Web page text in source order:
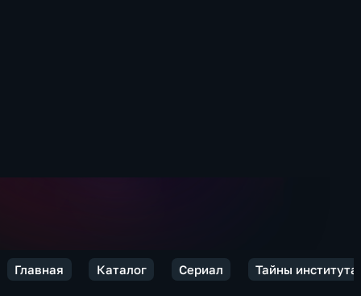
Главная Каталог Сериал Тайны